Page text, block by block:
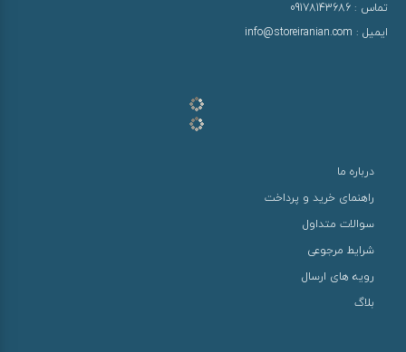
تماس : 09178143686
ایمیل : info@storeiranian.com
درباره ما
راهنمای خرید و پرداخت
سوالات متداول
شرایط مرجوعی
رویه های ارسال
بلاگ